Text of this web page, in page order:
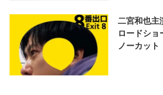
二宮和也主
ロードシ
ノーカット